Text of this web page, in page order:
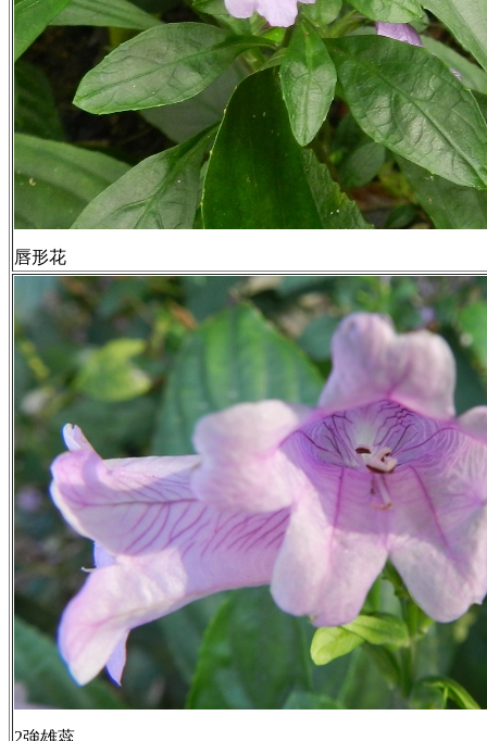
唇形花
2強雄蕊